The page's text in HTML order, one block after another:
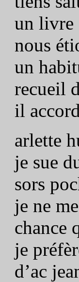
un livre
nous
un
recueil
il
arlette
je sue
sors
je ne
chance
je
d’ac